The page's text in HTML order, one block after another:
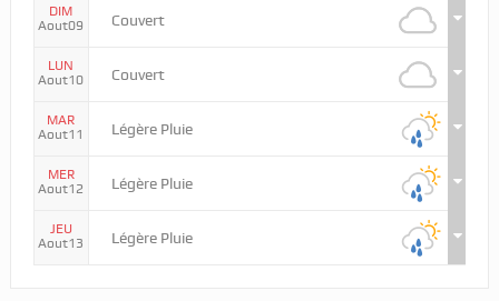
DIM
Aout09
Couvert
LUN
Aout10
Couvert
MAR
Aout11
Légère Pluie
MER
Aout12
Légère Pluie
JEU
Aout13
Légère Pluie